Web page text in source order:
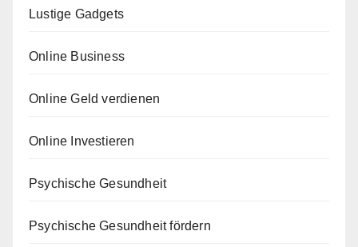
Lustige Gadgets
Online Business
Online Geld verdienen
Online Investieren
Psychische Gesundheit
Psychische Gesundheit fördern